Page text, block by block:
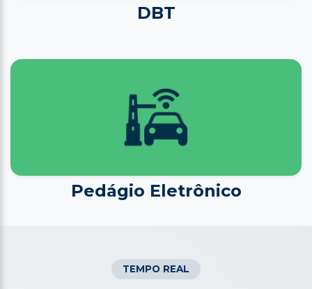
DBT
Pedágio Eletrônico
TEMPO REAL